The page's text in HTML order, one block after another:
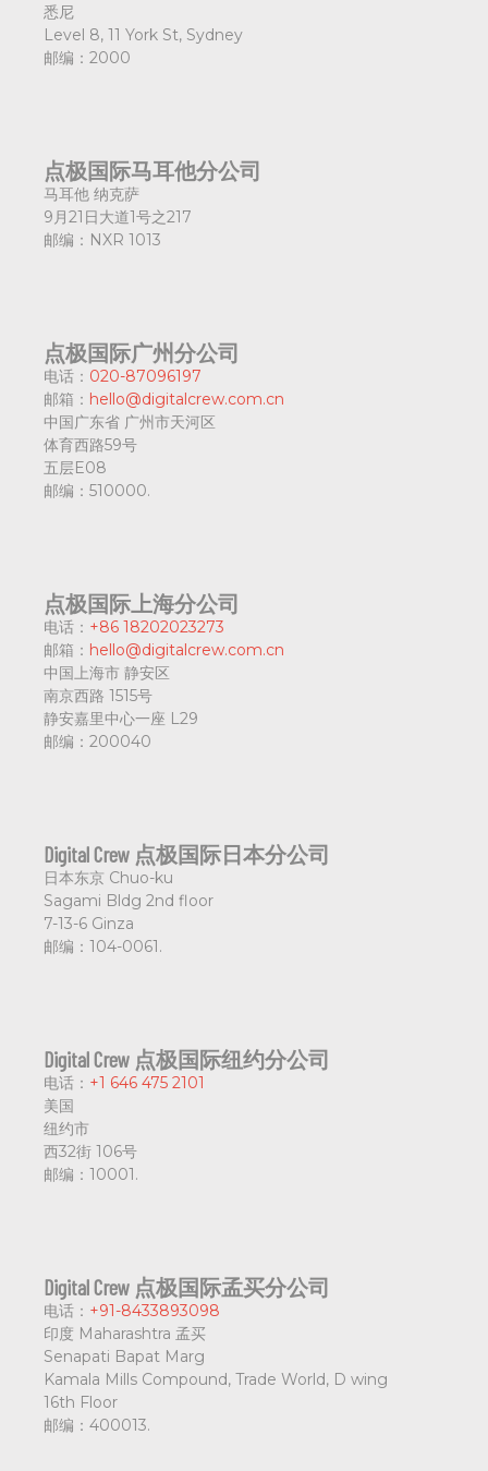
悉尼
Level 8, 11 York St, Sydney
邮编： 2000
点极国际马耳他分公司
马耳他 纳克萨
9月21日大道1号之217
邮编： NXR 1013
点极国际广州分公司
电话： 020-87096197
邮箱： hello@digitalcrew.com.cn
中国广东省 广州市天河区
体育西路59号
五层E08
邮编： 510000.
点极国际上海分公司
电话： +86 18202023273
邮箱： hello@digitalcrew.com.cn
中国上海市 静安区
南京西路 1515号
静安嘉里中心一座 L29
邮编： 200040
Digital Crew 点极国际日本分公司
日本东京 Chuo-ku
Sagami Bldg 2nd floor
7-13-6 Ginza
邮编： 104-0061.
Digital Crew 点极国际纽约分公司
电话： +1 646 475 2101
美国
纽约市
西32街 106号
邮编： 10001.
Digital Crew 点极国际孟买分公司
电话： +91-8433893098
印度 Maharashtra 孟买
Senapati Bapat Marg
Kamala Mills Compound, Trade World, D wing
16th Floor
邮编： 400013.